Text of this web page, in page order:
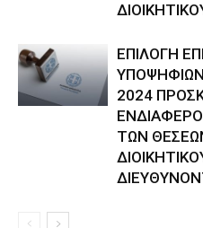
ΕΠΙΛΟΓΗ
2024
ΤΩΝ